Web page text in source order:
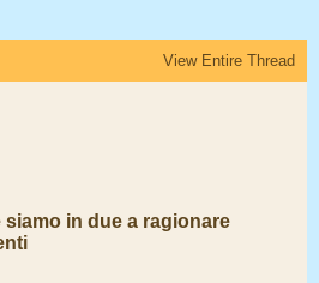
View Entire Thread
siamo in due a ragionare